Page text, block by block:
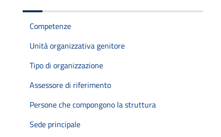
Competenze
Unità organizzativa genitore
Tipo di organizzazione
Assessore di riferimento
Persone che compongono la struttura
Sede principale